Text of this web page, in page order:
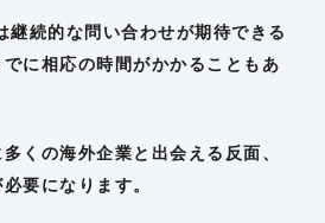
続的な問い合わせが期待できる
に相応の時間がかかることもあ
くの海外企業と出会える反面、
要になります。